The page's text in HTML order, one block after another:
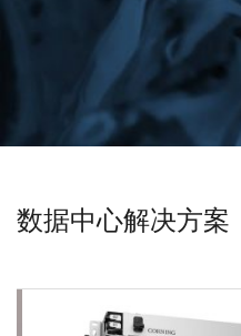
数据中心解决方案